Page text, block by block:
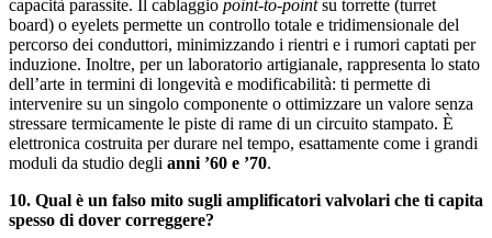
capacità parassite. Il cablaggio point-to-pointsu torrette (turret
board) o eyelets permette un controllo totale e tridimensionale del
percorso dei conduttori, minimizzando i rientri e i rumori captati per
induzione. Inoltre, per un laboratorio artigianale, rappresenta lo stato
dell’arte in termini di longevità e modificabilità: ti permette di
intervenire su un singolo componente o ottimizzare un valore senza
stressare termicamente le piste di rame di un circuito stampato. È
elettronica costruita per durare nel tempo, esattamente come i grandi
moduli da studio degli anni ’60 e ’70.
10. Qual è un falso mito sugli amplificatori valvolari che ti capita
spesso di dover correggere?